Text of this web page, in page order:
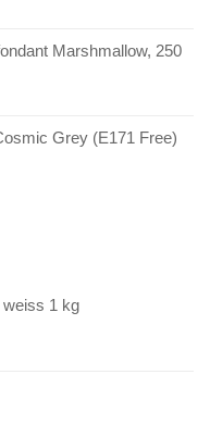
Marshmallow, 250
Grey (E171 Free)
weiss 1 kg